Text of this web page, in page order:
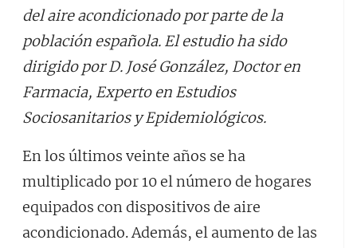
del aire acondicionado por parte de la
población española. El estudio ha sido
dirigido por D. José González, Doctor en
Farmacia, Experto en Estudios
Sociosanitarios y Epidemiológicos.
En los últimos veinte años se ha
multiplicado por 10 el número de hogares
equipados con dispositivos de aire
acondicionado. Además, el aumento de las